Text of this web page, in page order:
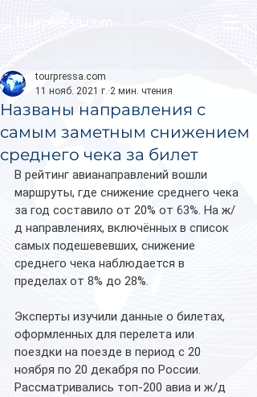
Названы направления с
самым заметным снижением
среднего чека за билет
tourpressa.com
11 нояб. 2021 г. 2 мин. чтения
В рейтинг авианаправлений вошли
маршруты, где снижение среднего чека
за год составило от 20% от 63%. На ж/
д направлениях, включённых в список
самых подешевевших, снижение
среднего чека наблюдается в
пределах от 8% до 28%.
Эксперты изучили данные о билетах,
оформленных для перелета или
поездки на поезде в период с 20
ноября по 20 декабря по России.
Рассматривались топ-200 авиа и ж/д